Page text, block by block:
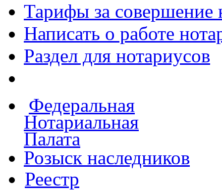
Тарифы за совершение
Написать о работе
Раздел для нотариусов
Федеральная
Нотариальная
Палата
Розыск наследников
Реестр